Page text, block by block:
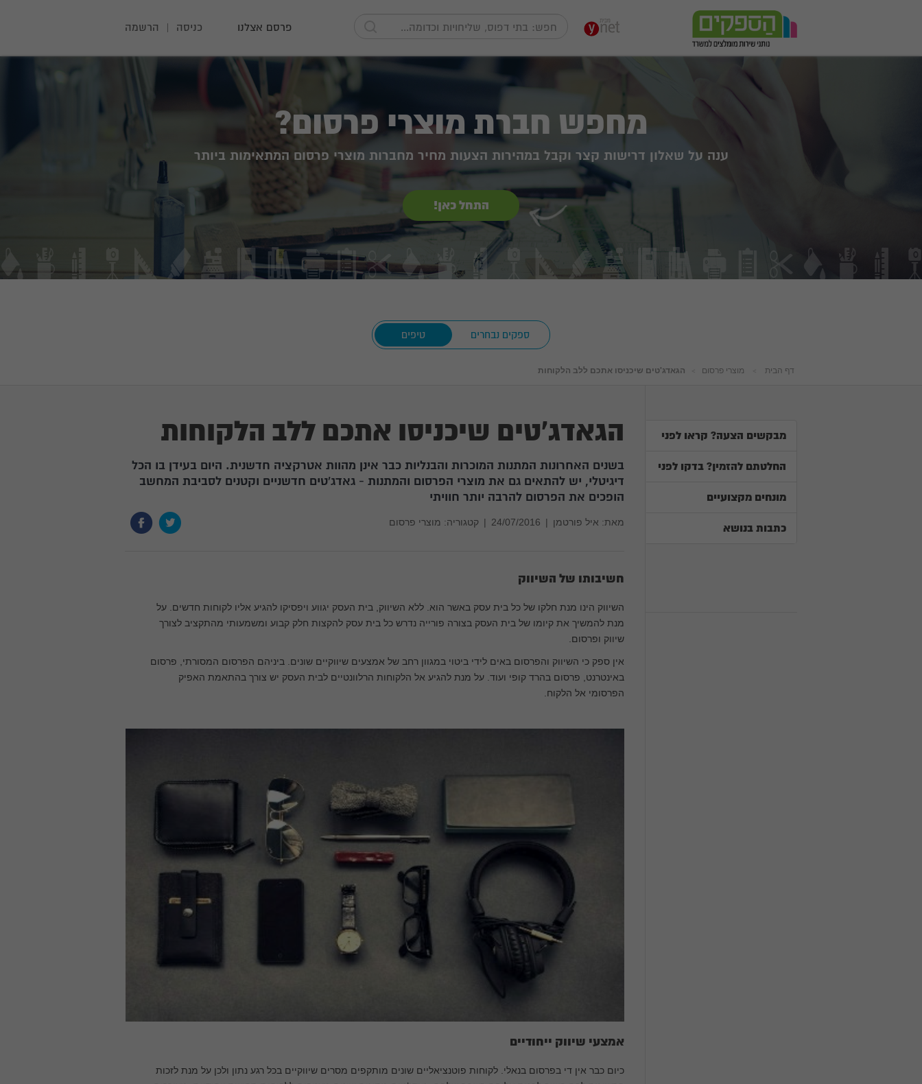
הרשמה | כניסה פרסם אצלנו
מחפש חברת מוצרי פרסום?
ענה על שאלון דרישות קצר וקבל במהירות הצעות מחיר מחברות מוצרי פרסום המתאימות ביותר
התחל כאן!
ספקים נבחרים טיפים
דף הבית מוצרי פרסום הגאדג'טים שיכניסו אתכם ללב הלקוחות
מבקשים הצעה? קראו לפני
החלטתם להזמין? בדקו לפני
מונחים מקצועיים
כתבות בנושא
הגאדג'טים שיכניסו אתכם ללב הלקוחות
בשנים האחרונות המתנות המוכרות והבנליות כבר אינן מהוות אטרקציה חדשנית. היום בעידן בו הכל
דיגיטלי, יש להתאים גם את מוצרי הפרסום והמתנות - גאדג'טים חדשניים וקטנים לסביבת המחשב
הופכים את הפרסום להרבה יותר חוויתי
מאת: איל פורטמן |
24/07/2016
| קטגוריה: מוצרי פרסום
חשיבותו של השיווק
השיווק הינו מנת חלקו של כל בית עסק באשר הוא. ללא השיווק, בית העסק יגווע ויפסיקו להגיע אליו לקוחות חדשים. על
מנת להמשיך את קיומו של בית העסק בצורה פורייה נדרש כל בית עסק להקצות חלק קבוע ומשמעותי מהתקציב לצורך
שיווק ופרסום.
אין ספק כי השיווק והפרסום באים לידי ביטוי במגוון רחב של אמצעים שיווקיים שונים. ביניהם הפרסום המסורתי, פרסום
באינטרנט, פרסום בהרד קופי ועוד. על מנת להגיע אל הלקוחות הרלוונטיים לבית העסק יש צורך בהתאמת האפיק
הפרסומי אל הלקוח.
אמצעי שיווק ייחודיים
כיום כבר אין די בפרסום בנאלי. לקוחות פוטנציאליים שונים מותקפים מסרים שיווקיים בכל רגע נתון ולכן על מנת לזכות